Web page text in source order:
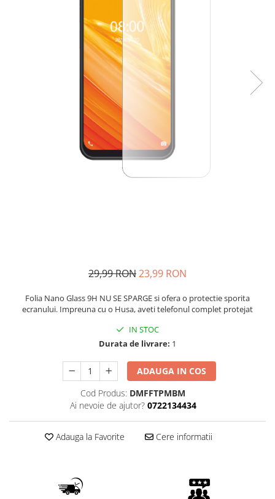
29,99 RON23,99 RON
Folia Nano Glass 9H NU SE SPARGE si ofera o protectie sporita
ecranului. Impreuna cu o Husa, aveti telefonul complet protejat
IN STOC
Durata de livrare: 1
ADAUGA IN COS
Cod Produs: DMFFTPMBM
Ai nevoie de ajutor? 0722134434
Adauga la Favorite Cere informatii